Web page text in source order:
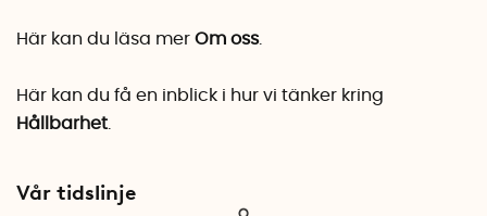
Här kan du läsa mer Om oss.
Här kan du få en inblick i hur vi tänker kring
Hållbarhet
Vår tidslinje